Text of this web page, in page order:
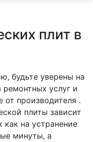
плит в
будьте уверены на
услуг и
производителя .
плиты зависит
как на устранение
минуты, а